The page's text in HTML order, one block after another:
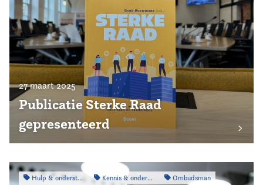
27 maart 2025
Publicatie Sterke Raad
gepresenteerd
Hulp & ondersteuning Kennis & onderzoek
Ombudsman